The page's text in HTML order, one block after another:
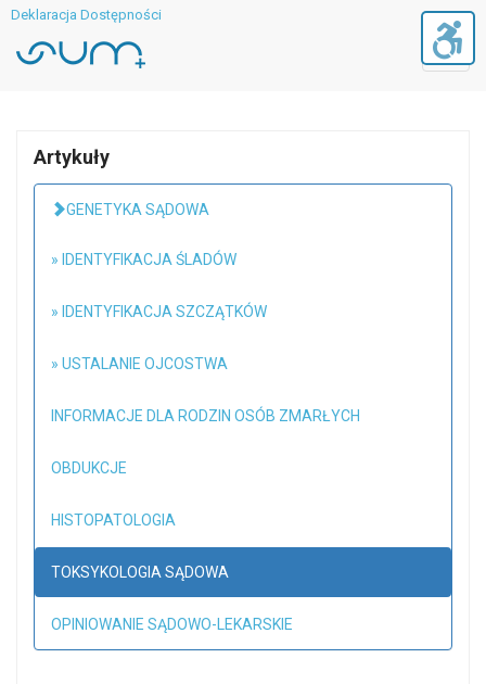
Deklaracja Dostępności
Artykuły
GENETYKA SĄDOWA
» IDENTYFIKACJA ŚLADÓW
» IDENTYFIKACJA SZCZĄTKÓW
» USTALANIE OJCOSTWA
INFORMACJE DLA RODZIN OSÓB ZMARŁYCH
OBDUKCJE
HISTOPATOLOGIA
TOKSYKOLOGIA SĄDOWA
OPINIOWANIE SĄDOWO-LEKARSKIE